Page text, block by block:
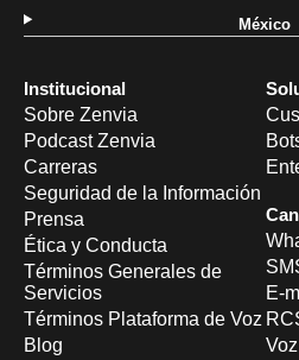
Institucional
Sobre Zenvia
Podcast Zenvia
Carreras
Seguridad de la Información
Prensa
Ética y Conducta
Términos Generales de
Servicios
Términos Plataforma de Voz
Blog
E-
Voz
México